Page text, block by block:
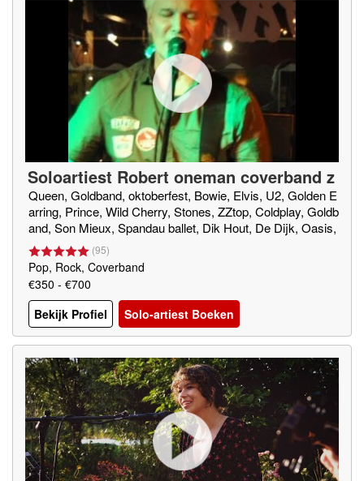
Soloartiest Robert oneman coverband z
anger
Queen, Goldband, oktoberfest, Bowie, Elvis, U2, Golden E
arring, Prince, Wild Cherry, Stones, ZZtop, Coldplay, Goldb
and, Son Mieux, Spandau ballet, Dik Hout, De Dijk, Oasis,
Rod Stewart, Tina Turner, Lady Gaga,
(95)
Pop, Rock, Coverband
€350 - €700
Bekijk Profiel
Solo-artiest Boeken